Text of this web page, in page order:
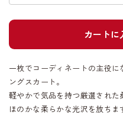
カートに
一枚でコーディネートの主役
ングスカート。
軽やかで気品を持つ厳選され
ほのかな柔らかな光沢を放ちま